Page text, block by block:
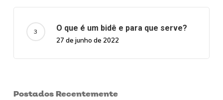
O que é um bidê e para que serve?
27 de junho de 2022
Postados Recentemente